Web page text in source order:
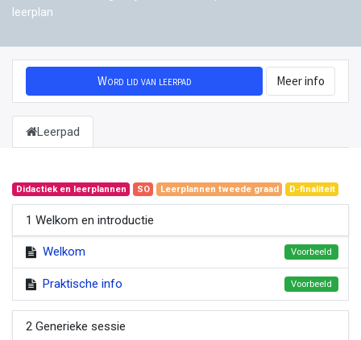
leerplan
Word lid van leerpad Meer info
Leerpad
Didactiek en leerplannen SO Leerplannen tweede graad D-finaliteit
1 Welkom en introductie
Welkom Voorbeeld
Praktische info Voorbeeld
2 Generieke sessie